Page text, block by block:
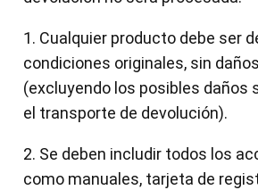
1. Cualquier producto debe ser
condiciones originales, sin
(excluyendo los posibles daños
el transporte de devolución).
2. Se deben includir todos los
como manuales, tarjeta de